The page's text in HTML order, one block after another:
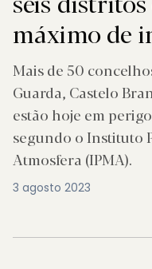
máximo de
Mais de 50
Guarda, Castelo
estão hoje em
segundo o Instituto
Atmosfera (IPMA).
3 agosto 2023